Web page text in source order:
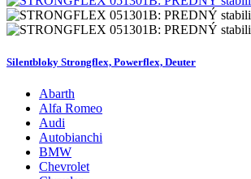
Silentbloky Strongflex, Powerflex, Deuter
Abarth
Alfa Romeo
Audi
Autobianchi
BMW
Chevrolet